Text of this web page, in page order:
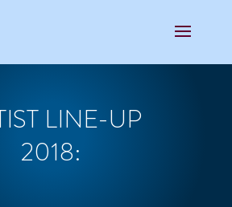
LINE-UP
2018: